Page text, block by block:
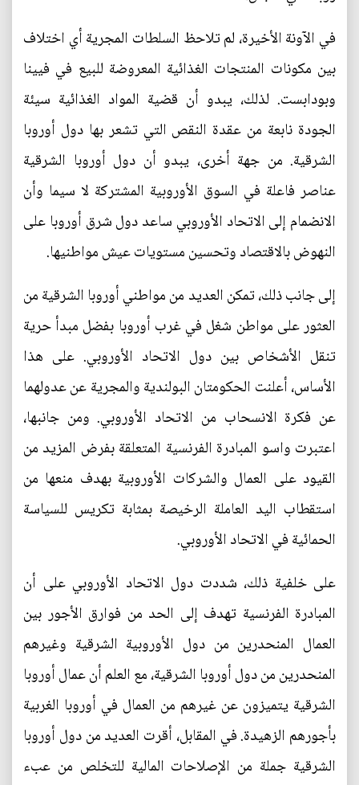
في الآونة الأخيرة، لم تلاحظ السلطات المجرية أي اختلاف
بين مكونات المنتجات الغذائية المعروضة للبيع في فيينا
وبودابست. لذلك، يبدو أن قضية المواد الغذائية سيئة
الجودة نابعة من عقدة النقص التي تشعر بها دول أوروبا
الشرقية. من جهة أخرى، يبدو أن دول أوروبا الشرقية
عناصر فاعلة في السوق الأوروبية المشتركة لا سيما وأن
الانضمام إلى الاتحاد الأوروبي ساعد دول شرق أوروبا على
النهوض بالاقتصاد وتحسين مستويات عيش مواطنيها.
إلى جانب ذلك، تمكن العديد من مواطني أوروبا الشرقية من
العثور على مواطن شغل في غرب أوروبا بفضل مبدأ حرية
تنقل الأشخاص بين دول الاتحاد الأوروبي. على هذا
الأساس، أعلنت الحكومتان البولندية والمجرية عن عدولهما
عن فكرة الانسحاب من الاتحاد الأوروبي. ومن جانبها،
اعتبرت واسو المبادرة الفرنسية المتعلقة بفرض المزيد من
القيود على العمال والشركات الأوروبية بهدف منعها من
استقطاب اليد العاملة الرخيصة بمثابة تكريس للسياسة
الحمائية في الاتحاد الأوروبي.
على خلفية ذلك، شددت دول الاتحاد الأوروبي على أن
المبادرة الفرنسية تهدف إلى الحد من فوارق الأجور بين
العمال المنحدرين من دول الأوروبية الشرقية وغيرهم
المنحدرين من دول أوروبا الشرقية، مع العلم أن عمال أوروبا
الشرقية يتميزون عن غيرهم من العمال في أوروبا الغربية
بأجورهم الزهيدة. في المقابل، أقرت العديد من دول أوروبا
الشرقية جملة من الإصلاحات المالية للتخلص من عبء